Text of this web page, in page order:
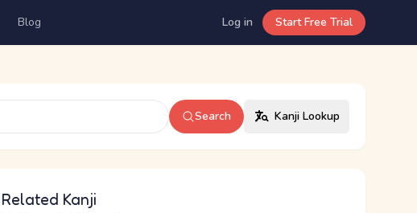
Blog Log in Start Free Trial
Search Kanji Lookup
Related Kanji